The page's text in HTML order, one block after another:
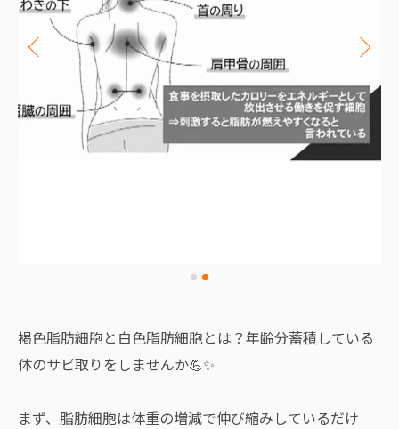
褐色脂肪細胞と白色脂肪細胞とは？年齢分蓄積している
体のサビ取りをしませんか💪✨
まず、脂肪細胞は体重の増減で伸び縮みしているだけ